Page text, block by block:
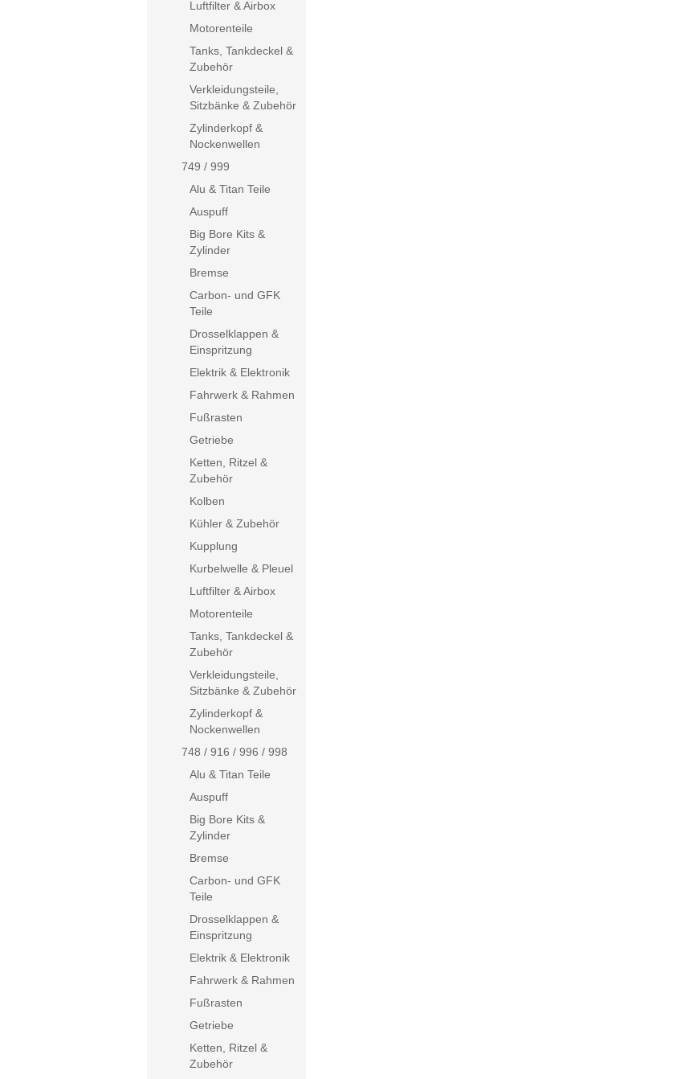
Luftfilter & Airbox
Motorenteile
Tanks, Tankdeckel &
Zubehör
Verkleidungsteile,
Sitzbänke & Zubehör
Zylinderkopf &
Nockenwellen
749 / 999
Alu & Titan Teile
Auspuff
Big Bore Kits &
Zylinder
Bremse
Carbon- und GFK
Teile
Drosselklappen &
Einspritzung
Elektrik & Elektronik
Fahrwerk & Rahmen
Fußrasten
Getriebe
Ketten, Ritzel &
Zubehör
Kolben
Kühler & Zubehör
Kupplung
Kurbelwelle & Pleuel
Luftfilter & Airbox
Motorenteile
Tanks, Tankdeckel &
Zubehör
Verkleidungsteile,
Sitzbänke & Zubehör
Zylinderkopf &
Nockenwellen
748 / 916 / 996 / 998
Alu & Titan Teile
Auspuff
Big Bore Kits &
Zylinder
Bremse
Carbon- und GFK
Teile
Drosselklappen &
Einspritzung
Elektrik & Elektronik
Fahrwerk & Rahmen
Fußrasten
Getriebe
Ketten, Ritzel &
Zubehör